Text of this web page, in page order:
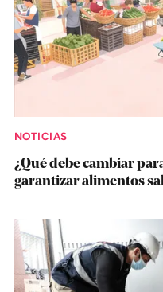
NOTICIAS
¿Qué debe cambiar
garantizar alimentos